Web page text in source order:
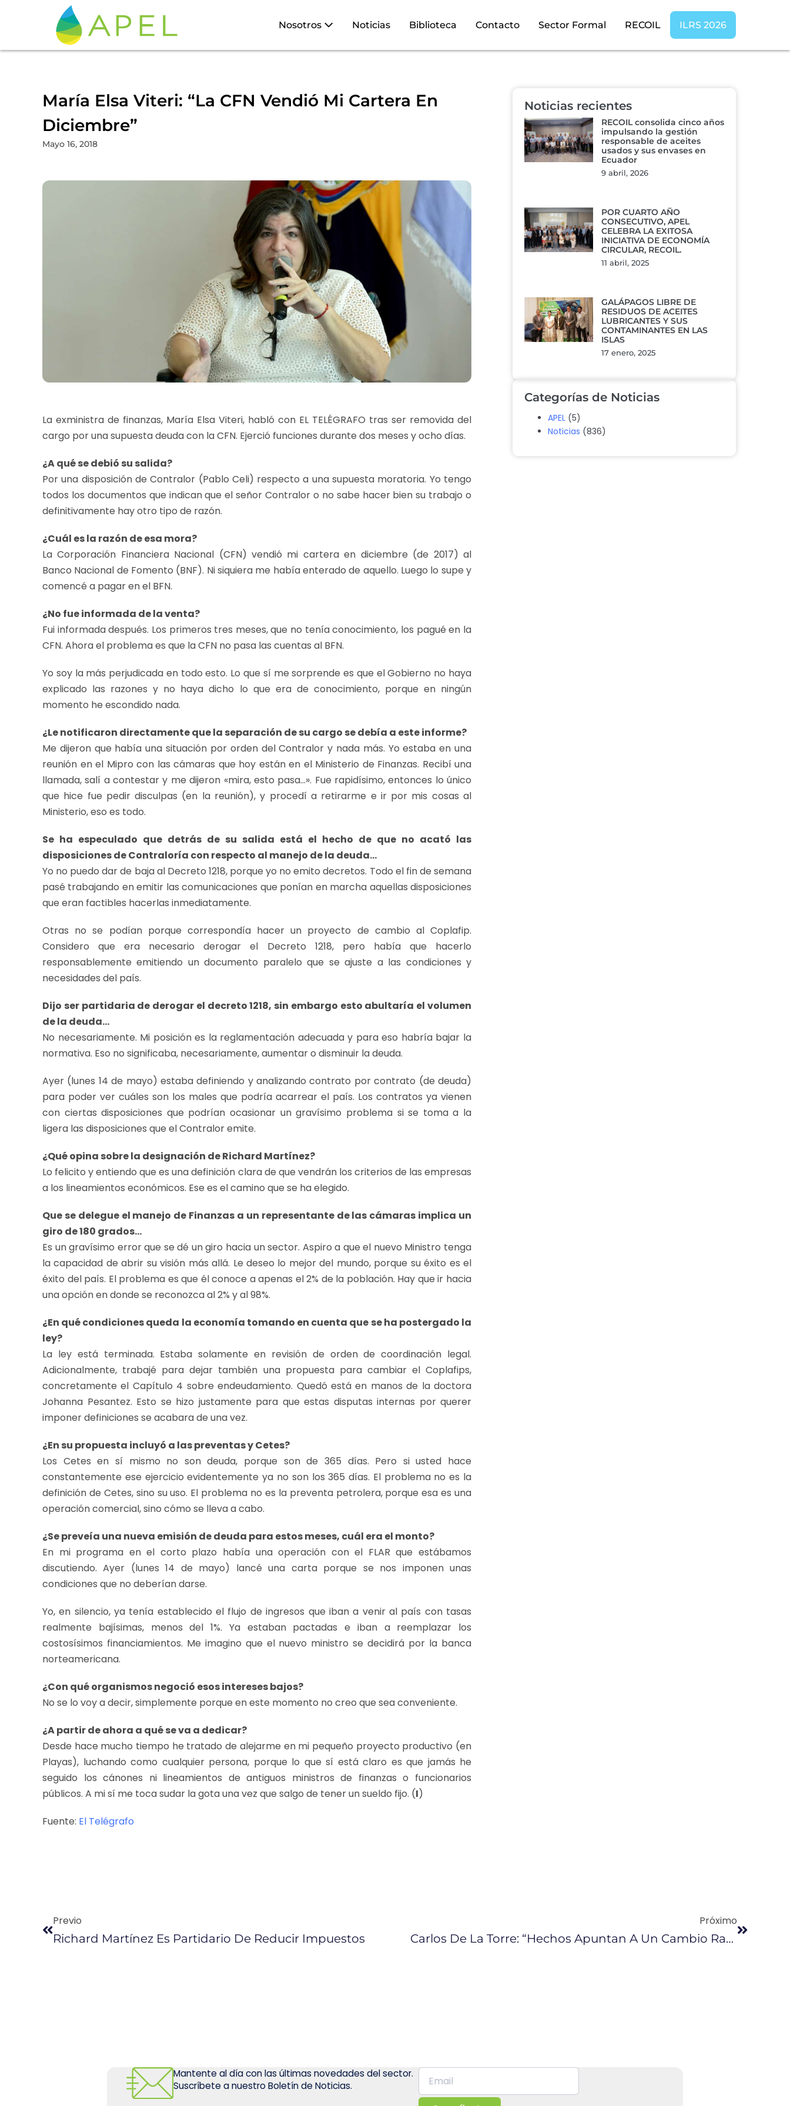
Nosotros Noticias Biblioteca Contacto Sector Formal RECOIL ILRS 2026
María Elsa Viteri: “La CFN Vendió Mi Cartera En
Diciembre”
Mayo 16, 2018
La exministra de finanzas, María Elsa Viteri, habló con EL TELÉGRAFO tras ser removida del
cargo por una supuesta deuda con la CFN. Ejerció funciones durante dos meses y ocho días.
¿A qué se debió su salida?
Por una disposición de Contralor (Pablo Celi) respecto a una supuesta moratoria. Yo tengo
todos los documentos que indican que el señor Contralor o no sabe hacer bien su trabajo o
definitivamente hay otro tipo de razón.
¿Cuál es la razón de esa mora?
La Corporación Financiera Nacional (CFN) vendió mi cartera en diciembre (de 2017) al
Banco Nacional de Fomento (BNF). Ni siquiera me había enterado de aquello. Luego lo supe y
comencé a pagar en el BFN.
¿No fue informada de la venta?
Fui informada después. Los primeros tres meses, que no tenía conocimiento, los pagué en la
CFN. Ahora el problema es que la CFN no pasa las cuentas al BFN.
Yo soy la más perjudicada en todo esto. Lo que sí me sorprende es que el Gobierno no haya
explicado las razones y no haya dicho lo que era de conocimiento, porque en ningún
momento he escondido nada.
¿Le notificaron directamente que la separación de su cargo se debía a este informe?
Me dijeron que había una situación por orden del Contralor y nada más. Yo estaba en una
reunión en el Mipro con las cámaras que hoy están en el Ministerio de Finanzas. Recibí una
llamada, salí a contestar y me dijeron «mira, esto pasa…». Fue rapidísimo, entonces lo único
que hice fue pedir disculpas (en la reunión), y procedí a retirarme e ir por mis cosas al
Ministerio, eso es todo.
Se ha especulado que detrás de su salida está el hecho de que no acató las
disposiciones de Contraloría con respecto al manejo de la deuda…
Yo no puedo dar de baja al Decreto 1218, porque yo no emito decretos. Todo el fin de semana
pasé trabajando en emitir las comunicaciones que ponían en marcha aquellas disposiciones
que eran factibles hacerlas inmediatamente.
Otras no se podían porque correspondía hacer un proyecto de cambio al Coplafip.
Considero que era necesario derogar el Decreto 1218, pero había que hacerlo
responsablemente emitiendo un documento paralelo que se ajuste a las condiciones y
necesidades del país.
Dijo ser partidaria de derogar el decreto 1218, sin embargo esto abultaría el volumen
de la deuda…
No necesariamente. Mi posición es la reglamentación adecuada y para eso habría bajar la
normativa. Eso no significaba, necesariamente, aumentar o disminuir la deuda.
Ayer (lunes 14 de mayo) estaba definiendo y analizando contrato por contrato (de deuda)
para poder ver cuáles son los males que podría acarrear el país. Los contratos ya vienen
con ciertas disposiciones que podrían ocasionar un gravísimo problema si se toma a la
ligera las disposiciones que el Contralor emite.
¿Qué opina sobre la designación de Richard Martínez?
Lo felicito y entiendo que es una definición clara de que vendrán los criterios de las empresas
a los lineamientos económicos. Ese es el camino que se ha elegido.
Que se delegue el manejo de Finanzas a un representante de las cámaras implica un
giro de 180 grados…
Es un gravísimo error que se dé un giro hacia un sector. Aspiro a que el nuevo Ministro tenga
la capacidad de abrir su visión más allá. Le deseo lo mejor del mundo, porque su éxito es el
éxito del país. El problema es que él conoce a apenas el 2% de la población. Hay que ir hacia
una opción en donde se reconozca al 2% y al 98%.
¿En qué condiciones queda la economía tomando en cuenta que se ha postergado la
ley?
La ley está terminada. Estaba solamente en revisión de orden de coordinación legal.
Adicionalmente, trabajé para dejar también una propuesta para cambiar el Coplafips,
concretamente el Capítulo 4 sobre endeudamiento. Quedó está en manos de la doctora
Johanna Pesantez. Esto se hizo justamente para que estas disputas internas por querer
imponer definiciones se acabara de una vez.
¿En su propuesta incluyó a las preventas y Cetes?
Los Cetes en sí mismo no son deuda, porque son de 365 días. Pero si usted hace
constantemente ese ejercicio evidentemente ya no son los 365 días. El problema no es la
definición de Cetes, sino su uso. El problema no es la preventa petrolera, porque esa es una
operación comercial, sino cómo se lleva a cabo.
¿Se preveía una nueva emisión de deuda para estos meses, cuál era el monto?
En mi programa en el corto plazo había una operación con el FLAR que estábamos
discutiendo. Ayer (lunes 14 de mayo) lancé una carta porque se nos imponen unas
condiciones que no deberían darse.
Yo, en silencio, ya tenía establecido el flujo de ingresos que iban a venir al país con tasas
realmente bajísimas, menos del 1%. Ya estaban pactadas e iban a reemplazar los
costosísimos financiamientos. Me imagino que el nuevo ministro se decidirá por la banca
norteamericana.
¿Con qué organismos negoció esos intereses bajos?
No se lo voy a decir, simplemente porque en este momento no creo que sea conveniente.
¿A partir de ahora a qué se va a dedicar?
Desde hace mucho tiempo he tratado de alejarme en mi pequeño proyecto productivo (en
Playas), luchando como cualquier persona, porque lo que sí está claro es que jamás he
seguido los cánones ni lineamientos de antiguos ministros de finanzas o funcionarios
públicos. A mi sí me toca sudar la gota una vez que salgo de tener un sueldo fijo. (I)
Fuente: El Telégrafo
Noticias recientes
RECOIL consolida cinco años
impulsando la gestión
responsable de aceites
usados y sus envases en
Ecuador
9 abril, 2026
POR CUARTO AÑO
CONSECUTIVO, APEL
CELEBRA LA EXITOSA
INICIATIVA DE ECONOMÍA
CIRCULAR, RECOIL.
11 abril, 2025
GALÁPAGOS LIBRE DE
RESIDUOS DE ACEITES
LUBRICANTES Y SUS
CONTAMINANTES EN LAS
ISLAS
17 enero, 2025
Categorías de Noticias
APEL (5)
Noticias (836)
Previo
Richard Martínez Es Partidario De Reducir Impuestos
Próximo
Carlos De La Torre: “Hechos Apuntan A Un Cambio Radical”
Mantente al día con las últimas novedades del sector.
Suscríbete a nuestro Boletín de Noticias.